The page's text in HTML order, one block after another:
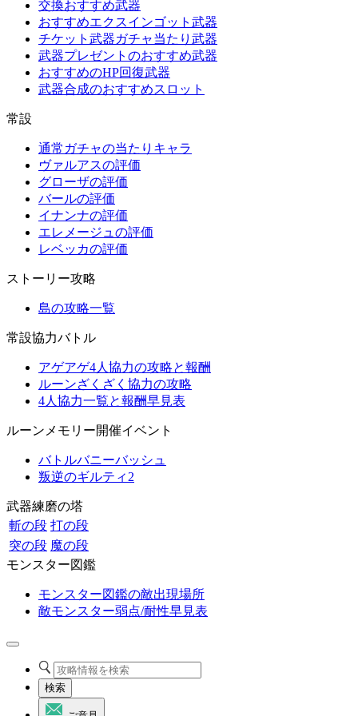
交換おすすめ武器
おすすめエクスインゴット武器
チケット武器ガチャ当たり武器
武器プレゼントのおすすめ武器
おすすめのHP回復武器
武器合成のおすすめスロット
常設
通常ガチャの当たりキャラ
ヴァルアスの評価
グローザの評価
バールの評価
イナンナの評価
エレメージュの評価
レベッカの評価
ストーリー攻略
島の攻略一覧
常設協力バトル
アゲアゲ4人協力の攻略と報酬
ルーンざくざく協力の攻略
4人協力一覧と報酬早見表
ルーンメモリー開催イベント
バトルバニーバッシュ
叛逆のギルティ2
武器練磨の塔
斬の段 打の段
突の段 魔の段
モンスター図鑑
モンスター図鑑の敵出現場所
敵モンスター弱点/耐性早見表
検索